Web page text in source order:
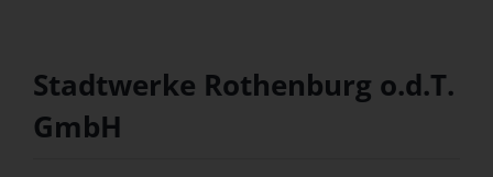
Stadtwerke Rothenburg o.d.T.
GmbH